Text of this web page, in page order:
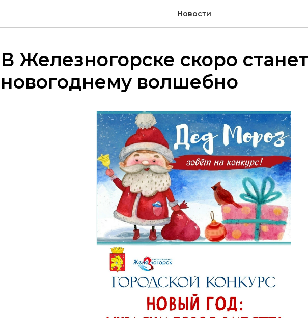
Новости
В Железногорске скоро
новогоднему волшебно